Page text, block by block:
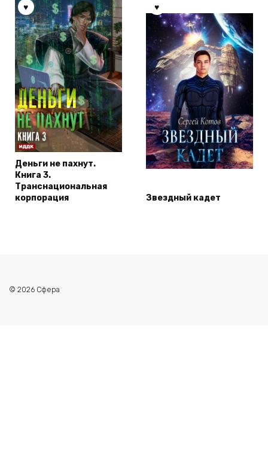
Деньги не пахнут.
Книга 3.
Транснациональная
корпорация
Звездный кадет
© 2026 Сфера